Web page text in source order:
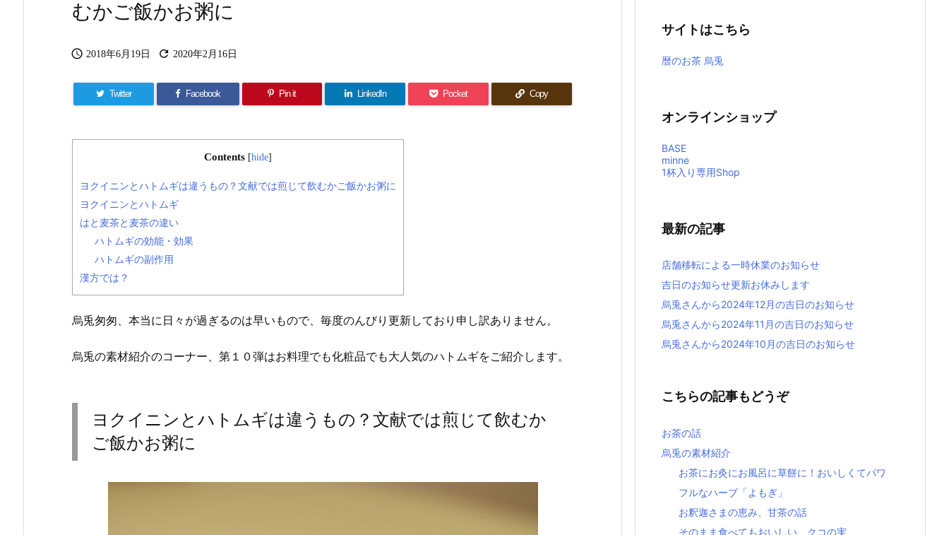
むかご飯かお粥に
 2018年6月19日  2020年2月16日
Twitter Facebook Pin it LinkedIn Pocket Copy
Contents [hide]
ヨクイニンとハトムギは違うもの？文献では煎じて飲むかご飯かお粥に
ヨクイニンとハトムギ
はと麦茶と麦茶の違い
ハトムギの効能・効果
ハトムギの副作用
漢方では？
烏兎匆匆、本当に日々が過ぎるのは早いもので、毎度のんびり更新しており申し訳ありません。
烏兎の素材紹介のコーナー、第１０弾はお料理でも化粧品でも大人気のハトムギをご紹介します。
ヨクイニンとハトムギは違うもの？文献では煎じて飲むか
ご飯かお粥に
サイトはこちら
暦のお茶 烏兎
オンラインショップ
BASE
minne
1杯入り専用Shop
最新の記事
店舗移転による一時休業のお知らせ
吉日のお知らせ更新お休みします
烏兎さんから2024年12月の吉日のお知らせ
烏兎さんから2024年11月の吉日のお知らせ
烏兎さんから2024年10月の吉日のお知らせ
こちらの記事もどうぞ
お茶の話
烏兎の素材紹介
お茶にお灸にお風呂に草餅に！おいしくてパワ
フルなハーブ「よもぎ」
お釈迦さまの恵み、甘茶の話
そのまま食べてもおいしい、クコの実